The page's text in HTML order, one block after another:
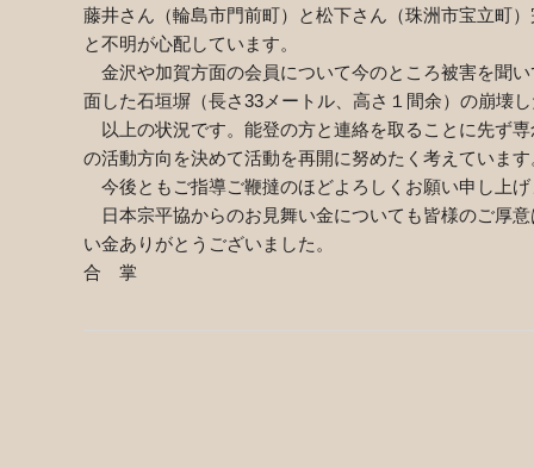
藤井さん（輪島市門前町）と松下さん（珠洲市宝立町
と不明が心配しています。
金沢や加賀方面の会員について今のところ被害を聞
面した石垣塀（長さ33 メートル、高さ１間余）の崩壊
以上の状況です。能登の方と連絡を取ることに先ず
の活動方向を決めて活動を再開に努めたく考えています
今後ともご指導ご鞭撻のほどよろしくお願い申し上げ
日本宗平協からのお見舞い金についても皆様のご厚
い金ありがとうございました。
合 掌